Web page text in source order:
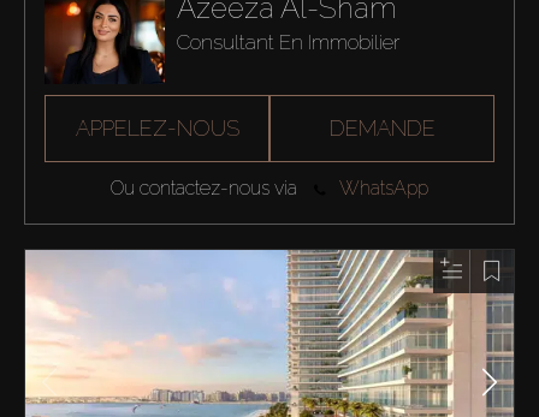
Azeeza Al-Sham
Consultant En Immobilier
APPELEZ-NOUS DEMANDE
Ou contactez-nous via WhatsApp